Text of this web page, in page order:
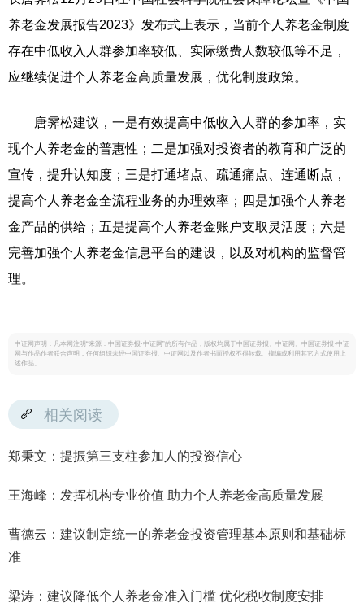
养老金发展报告2023》发布式上表示，当前个人养老金制度
存在中低收入人群参加率较低、实际缴费人数较低等不足，
应继续促进个人养老金高质量发展，优化制度政策。
唐霁松建议，一是有效提高中低收入人群的参加率，实
现个人养老金的普惠性；二是加强对投资者的教育和广泛的
宣传，提升认知度；三是打通堵点、疏通痛点、连通断点，
提高个人养老金全流程业务的办理效率；四是加强个人养老
金产品的供给；五是提高个人养老金账户支取灵活度；六是
完善加强个人养老金信息平台的建设，以及对机构的监督管
理。
中证网声明：凡本网注明“来源：中国证券报·中证网”的所有作品，版权均属于中国证券报、中证网。中国证券报·中证
网与作品作者联合声明，任何组织未经中国证券报、中证网以及作者书面授权不得转载、摘编或利用其它方式使用上
述作品。
相关阅读
郑秉文：提振第三支柱参加人的投资信心
王海峰：发挥机构专业价值 助力个人养老金高质量发展
曹德云：建议制定统一的养老金投资管理基本原则和基础标
准
梁涛：建议降低个人养老金准入门槛 优化税收制度安排